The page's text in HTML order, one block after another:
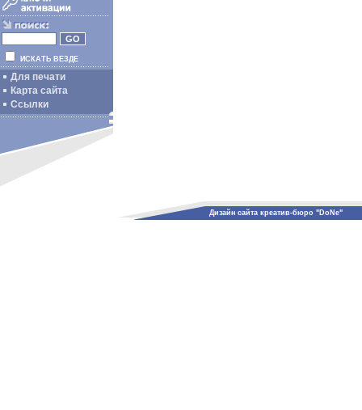
ИСКАТЬ ВЕЗДЕ
Для печати
Карта сайта
Ссылки
Дизайн сайта креатив-бюро "DoNe"